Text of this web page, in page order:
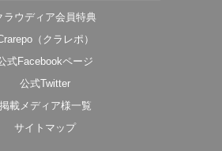
ラウディア会員特典
（クラレポ）
式Facebookページ
公式Twitter
掲載メディア様一覧
サイトマップ